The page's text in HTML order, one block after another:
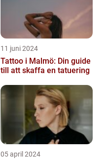
11 juni 2024
Tattoo i Malmö: Din guide
till att skaffa en tatuering
05 april 2024